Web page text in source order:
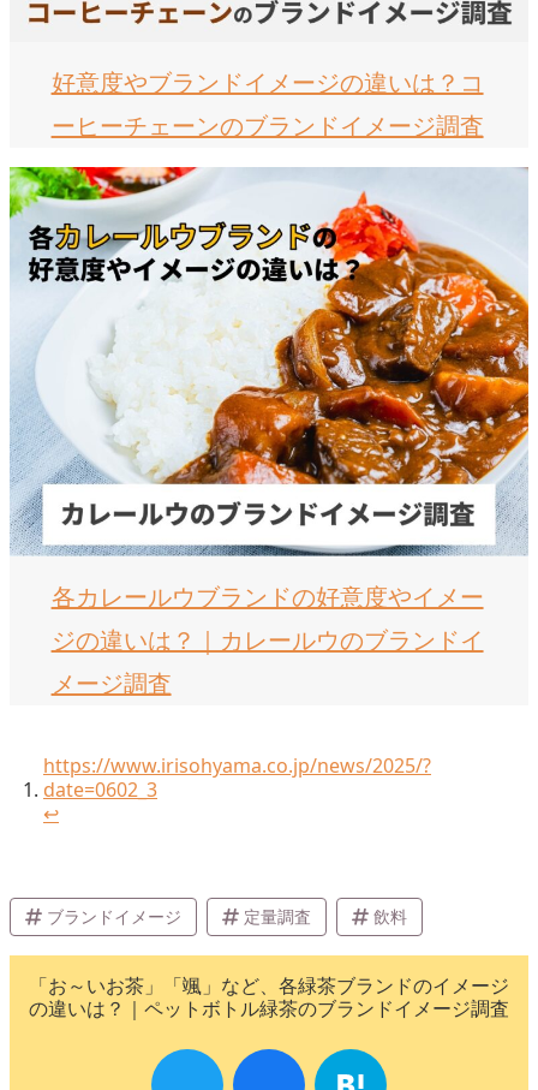
好意度やブランドイメージの違いは？コ
ーヒーチェーンのブランドイメージ調査
各カレールウブランドの好意度やイメー
ジの違いは？｜カレールウのブランドイ
メージ調査
https://www.irisohyama.co.jp/news/2025/?
date=0602_3
↩︎
ブランドイメージ 定量調査 飲料
「お～いお茶」「颯」など、各緑茶ブランドのイメージ
の違いは？｜ペットボトル緑茶のブランドイメージ調査